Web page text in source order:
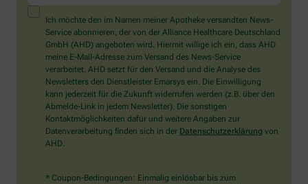
ein
Mensch?
Dann
wählen
Sie
bitte
die
Flagge.
Ich möchte den im Namen meiner Apotheke versandten News-
Service abonnieren, der von der Alliance Healthcare Deutschland
GmbH (AHD) angeboten wird. Hiermit willige ich ein, dass AHD
meine E-Mail-Adresse zum Versand des News-Service
verarbeitet. AHD setzt für den Versand und die Analyse des
Newsletters den Dienstleister Emarsys ein. Die Einwilligung
kann jederzeit für die Zukunft widerrufen werden (z.B. über den
Abmelde-Link in jedem Newsletter). Die sonstigen
Kontaktmöglichkeiten dafür und weitere Angaben zur
Datenverarbeitung finden sich in der Datenschutzerklärung von
AHD.
* Coupon-Bedingungen: Einmalig einlösbar bis zum